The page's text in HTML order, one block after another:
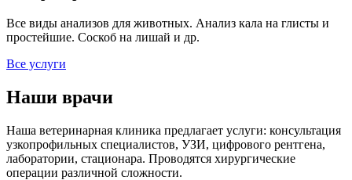
Все виды анализов для животных. Анализ кала на глисты и
простейшие. Соскоб на лишай и др.
Все услуги
Наши врачи
Наша ветеринарная клиника предлагает услуги: консультация
узкопрофильных специалистов, УЗИ, цифрового рентгена,
лаборатории, стационара. Проводятся хирургические
операции различной сложности.